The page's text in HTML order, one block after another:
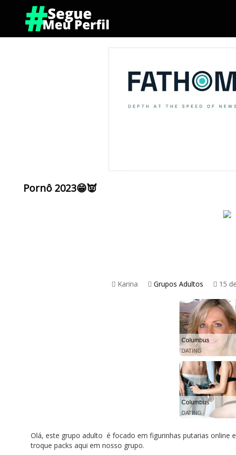
Pornô 2023😁👿
Karina Grupos Adultos 15
Columbus
DATING
Columbus
DATING
Olá, este grupo adulto é focado em figurinhas putarias online
troque packs aqui em nosso grupo.